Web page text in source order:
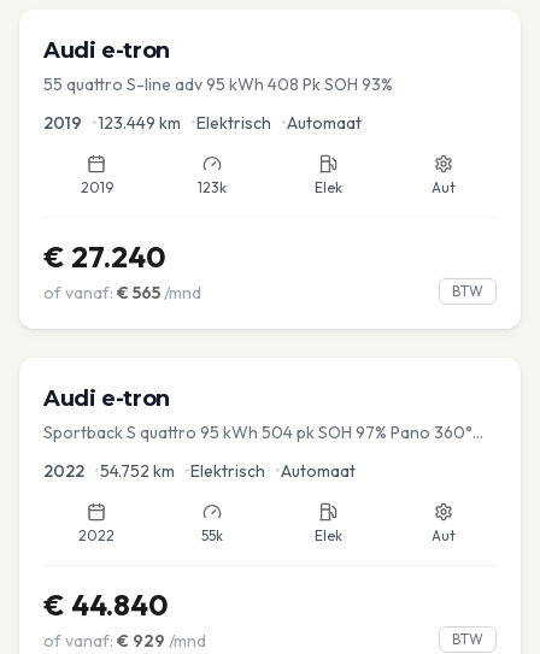
Audi e-tron
55 quattro S-line adv 95 kWh 408 Pk SOH 93%
2019 •123.449 km •Elektrisch •Automaat
2019 123k Elek Aut
€ 27.240
of vanaf: € 565/mnd BTW
Audi e-tron
Sportback S quattro 95 kWh 504 pk SOH 97% Pano 360°
2022 •54.752 km •Elektrisch •Automaat
2022 55k Elek Aut
€ 44.840
of vanaf: € 929 /mnd BTW